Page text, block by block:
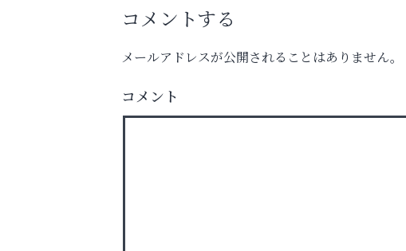
アクイール芦屋店
コメントする
メールアドレスが公開されることはありません。
コメント